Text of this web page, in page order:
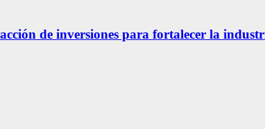
de inversiones para fortalecer la